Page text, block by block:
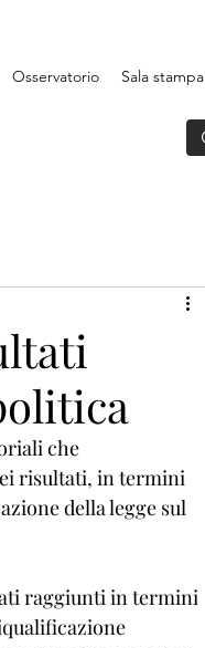
Osservatorio Sala stampa
che
risultati, in termini
della legge sul
raggiunti in termini